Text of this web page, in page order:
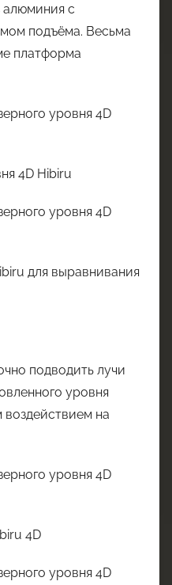
с
подъёма. Весьма
платформа
4D Hibiru
для выравнивания
подводить лучи
уровня
на
4D